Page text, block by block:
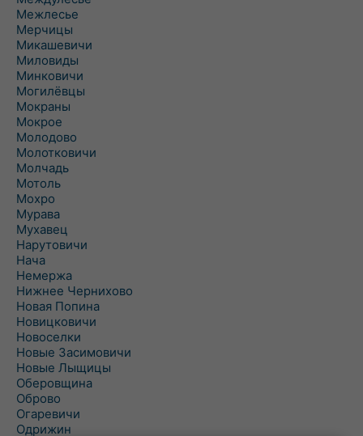
Межлесье
Мерчицы
Микашевичи
Миловиды
Минковичи
Могилёвцы
Мокраны
Мокрое
Молодово
Молотковичи
Молчадь
Мотоль
Мохро
Мурава
Мухавец
Нарутовичи
Нача
Немержа
Нижнее Чернихово
Новая Попина
Новицковичи
Новоселки
Новые Засимовичи
Новые Лыщицы
Оберовщина
Оброво
Огаревичи
Одрижин